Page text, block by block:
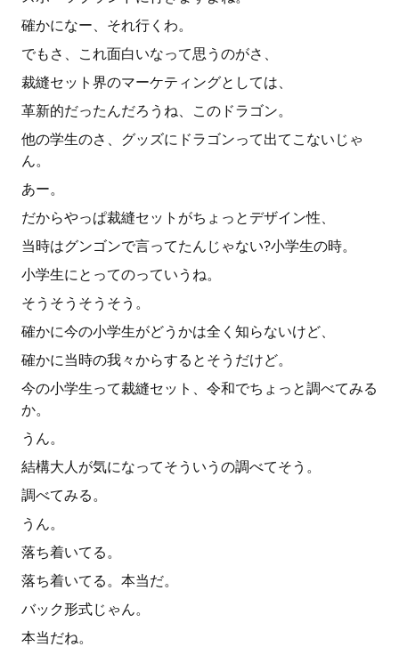
確かになー、それ行くわ。
でもさ、これ面白いなって思うのがさ、
裁縫セット界のマーケティングとしては、
革新的だったんだろうね、このドラゴン。
他の学生のさ、グッズにドラゴンって出てこないじゃ
ん。
あー。
だからやっぱ裁縫セットがちょっとデザイン性、
当時はグンゴンで言ってたんじゃない?小学生の時。
小学生にとってのっていうね。
そうそうそうそう。
確かに今の小学生がどうかは全く知らないけど、
確かに当時の我々からするとそうだけど。
今の小学生って裁縫セット、令和でちょっと調べてみる
か。
うん。
結構大人が気になってそういうの調べてそう。
調べてみる。
うん。
落ち着いてる。
落ち着いてる。本当だ。
バック形式じゃん。
本当だね。